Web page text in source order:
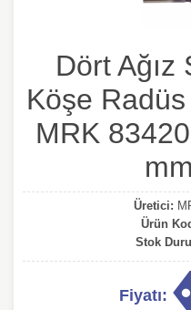
Dört Ağız
Köşe
MRK
Üretici:
Ürün
Stok
Fiyatı: